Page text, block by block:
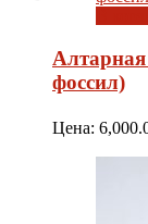
Алтарная
фоссил)
Цена: